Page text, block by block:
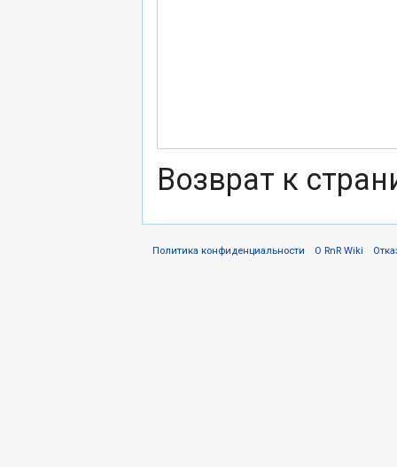
Возврат к
Политика конфиденциальности О RnR Wiki